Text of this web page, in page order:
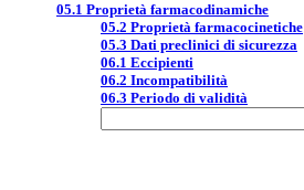
05.1 Proprietà farmacodinamiche
05.2 Proprietà farmacocinetiche
05.3 Dati preclinici di sicurezza
06.1 Eccipienti
06.2 Incompatibilità
06.3 Periodo di validità